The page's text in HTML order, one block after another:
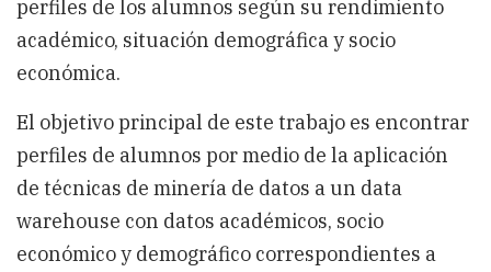
Búsqueda
de
de
perfiles de los alumnos según su rendimiento
académico, situación demográfica y socio
económica.
El objetivo principal de este trabajo es encontrar
perfiles de alumnos por medio de la aplicación
de técnicas de minería de datos a un data
warehouse con datos académicos, socio
económico y demográfico correspondientes a